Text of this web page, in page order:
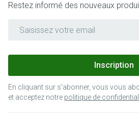
Restez informé des nouveaux
Inscription
En cliquant sur s'abonner, vous vous
et acceptez notre politique de